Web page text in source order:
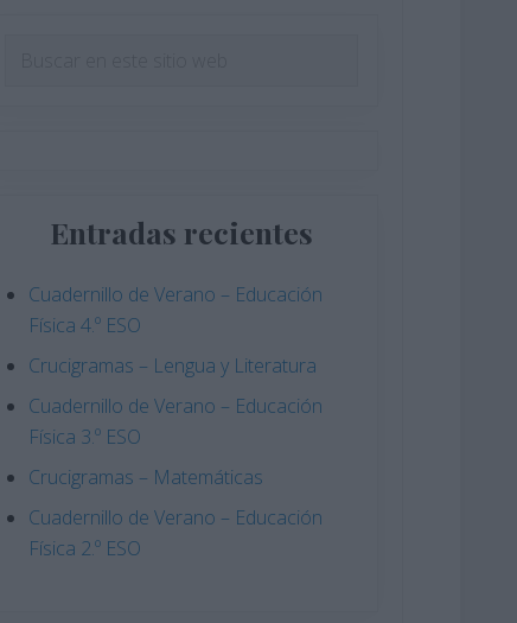
Entradas recientes
Cuadernillo de Verano – Educación
Física 4.º ESO
Crucigramas – Lengua y Literatura
Cuadernillo de Verano – Educación
Física 3.º ESO
Crucigramas – Matemáticas
Cuadernillo de Verano – Educación
Física 2.º ESO